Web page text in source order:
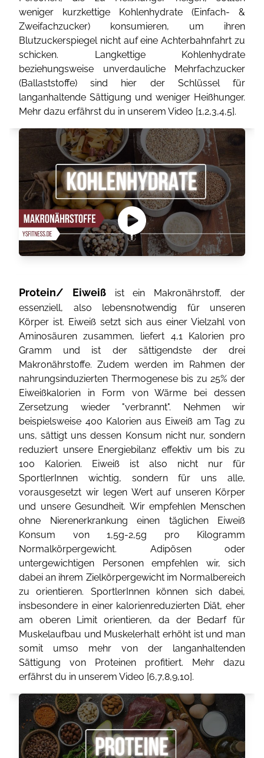
weniger kurzkettige Kohlenhydrate (Einfach- &
Zweifachzucker) konsumieren, um ihren
Blutzuckerspiegel nicht auf eine Achterbahnfahrt zu
schicken. Langkettige Kohlenhydrate
beziehungsweise unverdauliche Mehrfachzucker
(Ballaststoffe) sind hier der Schlüssel für
langanhaltende Sättigung und weniger Heißhunger.
Mehr dazu erfährst du in unserem Video [1,2,3,4,5].
Protein/ Eiweißist ein Makronährstoff, der
essenziell, also lebensnotwendig für unseren
Körper ist. Eiweiß setzt sich aus einer Vielzahl von
Aminosäuren zusammen, liefert 4,1 Kalorien pro
Gramm und ist der sättigendste der drei
Makronährstoffe. Zudem werden im Rahmen der
nahrungsinduzierten Thermogenese bis zu 25% der
Eiweißkalorien in Form von Wärme bei dessen
Zersetzung wieder "verbrannt". Nehmen wir
beispielsweise 400 Kalorien aus Eiweiß am Tag zu
uns, sättigt uns dessen Konsum nicht nur, sondern
reduziert unsere Energiebilanz effektiv um bis zu
100 Kalorien. Eiweiß ist also nicht nur für
SportlerInnen wichtig, sondern für uns alle,
vorausgesetzt wir legen Wert auf unseren Körper
und unsere Gesundheit. Wir empfehlen Menschen
ohne Nierenerkrankung einen täglichen Eiweiß
Konsum von 1,5g-2,5g pro Kilogramm
Normalkörpergewicht. Adipösen oder
untergewichtigen Personen empfehlen wir, sich
dabei an ihrem Zielkörpergewicht im Normalbereich
zu orientieren. SportlerInnen können sich dabei,
insbesondere in einer kalorienreduzierten Diät, eher
am oberen Limit orientieren, da der Bedarf für
Muskelaufbau und Muskelerhalt erhöht ist und man
somit umso mehr von der langanhaltenden
Sättigung von Proteinen profitiert. Mehr dazu
erfährst du in unserem Video [6,7,8,9,10].